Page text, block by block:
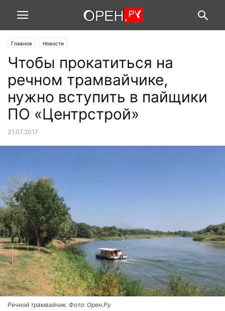
Главное Новости
Чтобы прокатиться на
речном трамвайчике,
нужно вступить в пайщики
ПО «Центрстрой»
31.07.2017
Речной трамвайчик. Фото: Орен.Ру